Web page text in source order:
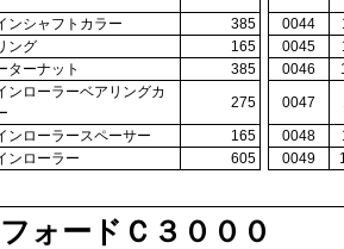
ンシャフトカラー 385 0044
ング 165 0045
ターナット 385 0046
ンローラーベアリングカ
275 0047
ンローラースペーサー 165 0048
ンローラー 605 0049
ォードＣ３０００